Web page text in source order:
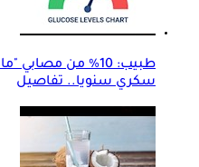
طبيب: 10% من
سكري سنويا.. تفاصيل